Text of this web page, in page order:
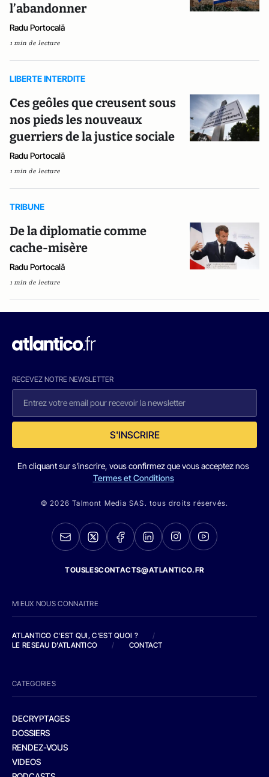
l’abandonner
Radu Portocală
1 min de lecture
LIBERTE INTERDITE
Ces geôles que creusent sous
nos pieds les nouveaux
guerriers de la justice sociale
Radu Portocală
1 min de lecture
TRIBUNE
De la diplomatie comme
cache-misère
Radu Portocală
1 min de lecture
RECEVEZ NOTRE NEWSLETTER
S'INSCRIRE
En cliquant sur s'inscrire, vous confirmez que vous acceptez nos
Termes et Conditions
© 2026 Talmont Media SAS. tous droits réservés.
TOUSLESCONTACTS@ATLANTICO.FR
MIEUX NOUS CONNAITRE
ATLANTICO C'EST QUI, C'EST QUOI ?
/
LE RESEAU D'ATLANTICO
/ CONTACT
CATEGORIES
DECRYPTAGES
DOSSIERS
RENDEZ-VOUS
VIDEOS